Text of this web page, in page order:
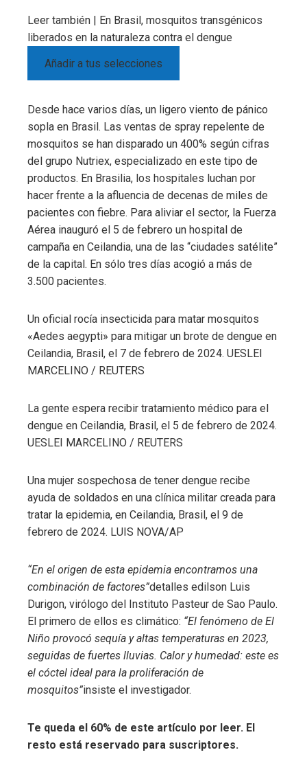
Leer también | En Brasil, mosquitos transgénicos
liberados en la naturaleza contra el dengue
Añadir a tus selecciones
Desde hace varios días, un ligero viento de pánico
sopla en Brasil. Las ventas de spray repelente de
mosquitos se han disparado un 400% según cifras
del grupo Nutriex, especializado en este tipo de
productos. En Brasilia, los hospitales luchan por
hacer frente a la afluencia de decenas de miles de
pacientes con fiebre. Para aliviar el sector, la Fuerza
Aérea inauguró el 5 de febrero un hospital de
campaña en Ceilandia, una de las “ciudades satélite”
de la capital. En sólo tres días acogió a más de
3.500 pacientes.
Un oficial rocía insecticida para matar mosquitos
«Aedes aegypti» para mitigar un brote de dengue en
Ceilandia, Brasil, el 7 de febrero de 2024. UESLEI
MARCELINO / REUTERS
La gente espera recibir tratamiento médico para el
dengue en Ceilandia, Brasil, el 5 de febrero de 2024.
UESLEI MARCELINO / REUTERS
Una mujer sospechosa de tener dengue recibe
ayuda de soldados en una clínica militar creada para
tratar la epidemia, en Ceilandia, Brasil, el 9 de
febrero de 2024. LUIS NOVA/AP
“En el origen de esta epidemia encontramos una
combinación de factores”detalles edilson Luis
Durigon, virólogo del Instituto Pasteur de Sao Paulo.
El primero de ellos es climático: “El fenómeno de El
Niño provocó sequía y altas temperaturas en 2023,
seguidas de fuertes lluvias. Calor y humedad: este es
el cóctel ideal para la proliferación de
mosquitos”insiste el investigador.
Te queda el 60% de este artículo por leer. El
resto está reservado para suscriptores.